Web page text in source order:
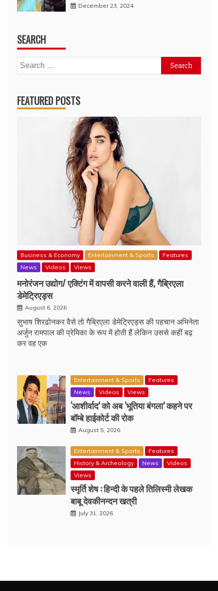
December 23, 2024
SEARCH
Search
for:
FEATURED POSTS
Business & Economy Entertainment & Sports
Features
News
Videos Views
मनोरंजन उद्योग/ एक्टिंग में वापसी करने वाली हैं, गैब्रिएला
डेमेट्रिएड्स
August 6, 2026
सुभाष शिरढोनकर वैसे तो गैब्रिएला डेमेट्रिएड्स की पहचान अभिनेता
अर्जुन रामपाल की प्रेमिका के रूप में होती हैं लेकिन उससे कहीं बढ़
कर वह एक
Entertainment & Sports
Features
News
Videos Views
‘आशीर्वाद’ को अब ‘भूतिया बंगला’ कहने पर
बॉम्बे हाईकोर्ट की रोक
August 5, 2026
Entertainment & Sports
Features
History & Archeology
News
Videos
Views
स्मृर्ति शेष : हिन्दी के पहले तिलिस्मी लेखक
बाबू देवकीनन्दन खत्री
July 31, 2026